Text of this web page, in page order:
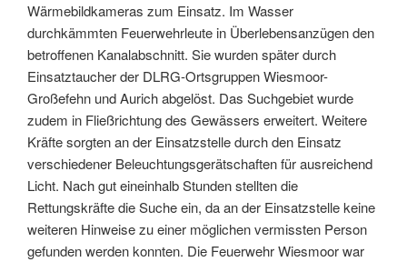
Wärmebildkameras zum Einsatz. Im Wasser
durchkämmten Feuerwehrleute in Überlebensanzügen den
betroffenen Kanalabschnitt. Sie wurden später durch
Einsatztaucher der DLRG-Ortsgruppen Wiesmoor-
Großefehn und Aurich abgelöst. Das Suchgebiet wurde
zudem in Fließrichtung des Gewässers erweitert. Weitere
Kräfte sorgten an der Einsatzstelle durch den Einsatz
verschiedener Beleuchtungsgerätschaften für ausreichend
Licht. Nach gut eineinhalb Stunden stellten die
Rettungskräfte die Suche ein, da an der Einsatzstelle keine
weiteren Hinweise zu einer möglichen vermissten Person
gefunden werden konnten. Die Feuerwehr Wiesmoor war